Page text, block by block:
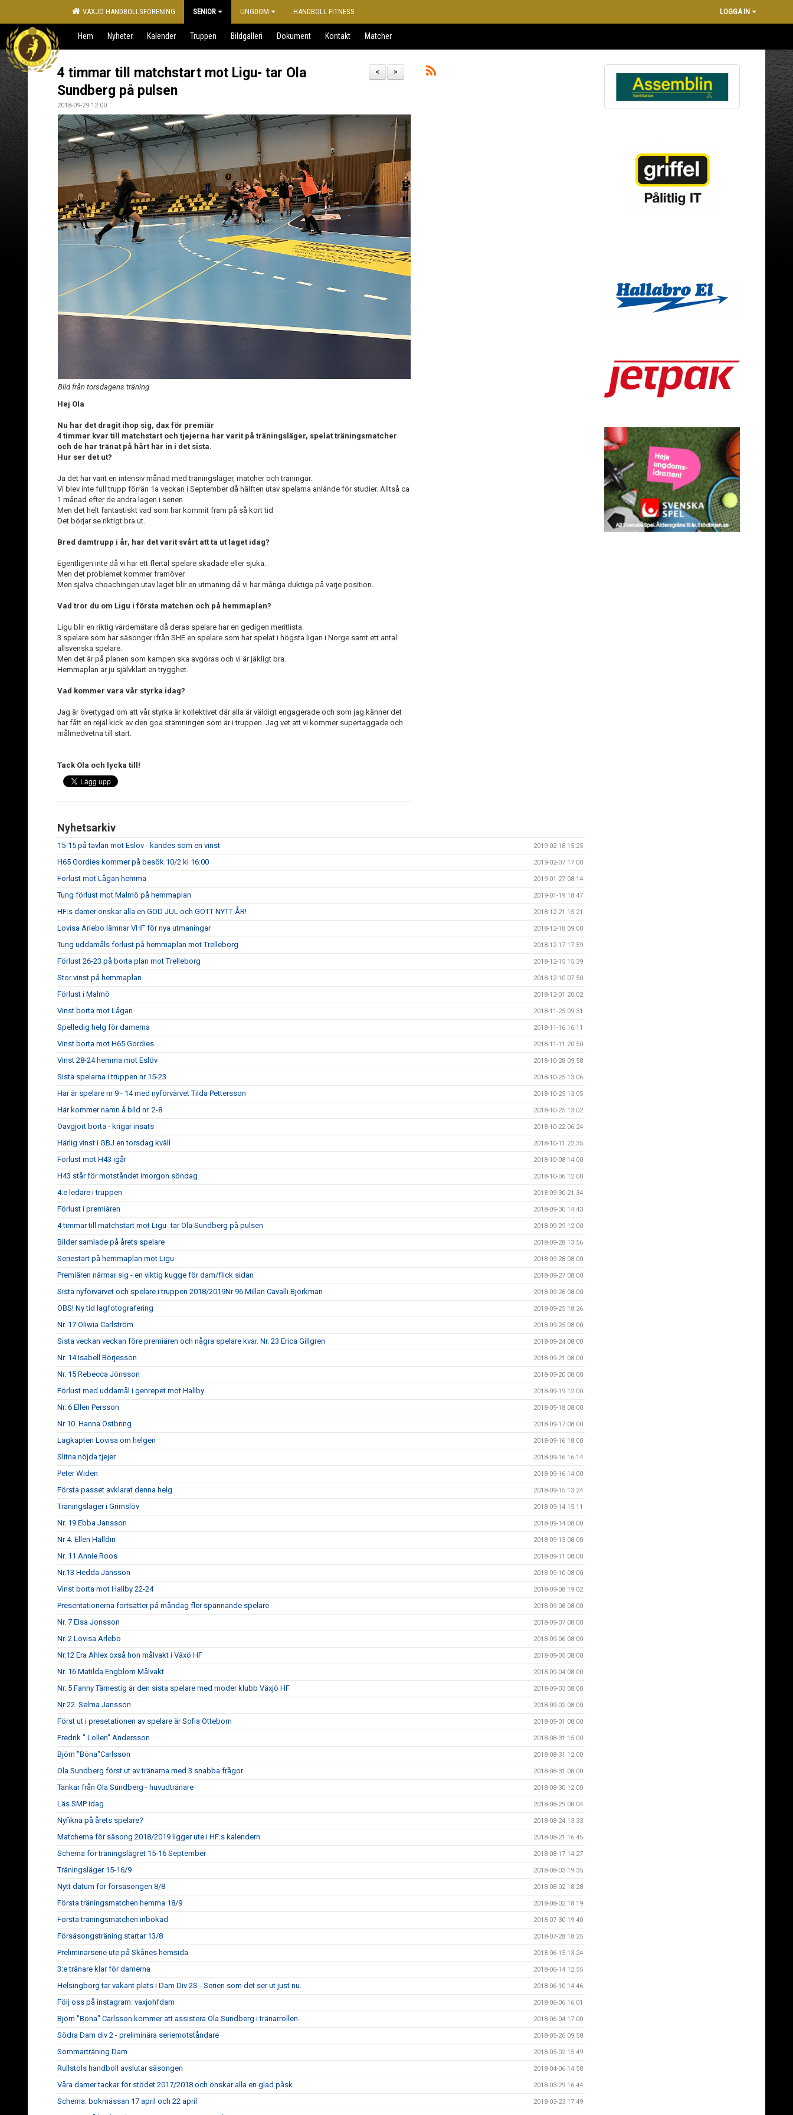
VÄXJÖ HANDBOLLSFÖRENING SENIOR UNGDOM HANDBOLL FITNESS LOGGA IN
Hem Nyheter Kalender Truppen Bildgalleri Dokument Kontakt Matcher
>
<
4 timmar till matchstart mot Ligu- tar Ola
Sundberg på pulsen
2018-09-29 12:00
Bild från torsdagens träning
Hej Ola
Nu har det dragit ihop sig, dax för premiär
4 timmar kvar till matchstart och tjejerna har varit på träningsläger, spelat träningsmatcher
och de har tränat på hårt här in i det sista.
Hur ser det ut?
Ja det har varit en intensiv månad med träningsläger, matcher och träningar.
Vi blev inte full trupp förrän 1a veckan i September då hälften utav spelarna anlände för studier. Alltså ca
1 månad efter de andra lagen i serien
Men det helt fantastiskt vad som har kommit fram på så kort tid
Det börjar se riktigt bra ut.
Bred damtrupp i år, har det varit svårt att ta ut laget idag?
Egentligen inte då vi har ett flertal spelare skadade eller sjuka.
Men det problemet kommer framöver
Men själva choachingen utav laget blir en utmaning då vi har många duktiga på varje position.
Vad tror du om Ligu i första matchen och på hemmaplan?
Ligu blir en riktig värdemätare då deras spelare har en gedigen meritlista.
3 spelare som har säsonger ifrån SHE en spelare som har spelat i högsta ligan i Norge samt ett antal
allsvenska spelare.
Men det är på planen som kampen ska avgöras och vi är jäkligt bra.
Hemmaplan är ju självklart en trygghet.
Vad kommer vara vår styrka idag?
Jag är övertygad om att vår styrka är kollektivet där alla är väldigt engagerade och som jag känner det
har fått en rejäl kick av den goa stämningen som är i truppen. Jag vet att vi kommer supertaggade och
målmedvetna till start.
Tack Ola och lycka till!
Nyhetsarkiv
15-15 på tavlan mot Eslöv - kändes som en vinst 2019-02-18 15:25
H65 Gordies kommer på besök 10/2 kl 16:00 2019-02-07 17:00
Förlust mot Lågan hemma 2019-01-27 08:14
Tung förlust mot Malmö på hemmaplan 2019-01-19 18:47
HF:s damer önskar alla en GOD JUL och GOTT NYTT ÅR! 2018-12-21 15:21
Lovisa Arlebo lämnar VHF för nya utmaningar 2018-12-18 09:00
Tung uddamåls förlust på hemmaplan mot Trelleborg 2018-12-17 17:59
Förlust 26-23 på borta plan mot Trelleborg 2018-12-15 15:39
Stor vinst på hemmaplan 2018-12-10 07:50
Förlust i Malmö 2018-12-01 20:02
Vinst borta mot Lågan 2018-11-25 09:31
Spelledig helg för damerna 2018-11-16 16:11
Vinst borta mot H65 Gordies 2018-11-11 20:50
Vinst 28-24 hemma mot Eslöv 2018-10-28 09:58
Sista spelarna i truppen nr 15-23 2018-10-25 13:06
Här är spelare nr 9 - 14 med nyförvärvet Tilda Pettersson 2018-10-25 13:05
Här kommer namn å bild nr. 2-8 2018-10-25 13:02
Oavgjort borta - krigar insats 2018-10-22 06:24
Härlig vinst i GBJ en torsdag kväll 2018-10-11 22:35
Förlust mot H43 igår 2018-10-08 14:00
H43 står för motståndet imorgon söndag 2018-10-06 12:00
4:e ledare i truppen 2018-09-30 21:34
Förlust i premiären 2018-09-30 14:43
4 timmar till matchstart mot Ligu- tar Ola Sundberg på pulsen 2018-09-29 12:00
Bilder samlade på årets spelare 2018-09-28 13:56
Seriestart på hemmaplan mot Ligu 2018-09-28 08:00
Premiären närmar sig - en viktig kugge för dam/flick sidan 2018-09-27 08:00
Sista nyförvärvet och spelare i truppen 2018/2019Nr 96 Millan Cavalli Björkman 2018-09-26 08:00
OBS! Ny tid lagfotografering 2018-09-25 18:26
Nr. 17 Oliwia Carlström 2018-09-25 08:00
Sista veckan veckan före premiären och några spelare kvar. Nr. 23 Erica Gillgren 2018-09-24 08:00
Nr. 14 Isabell Börjesson 2018-09-21 08:00
Nr. 15 Rebecca Jönsson 2018-09-20 08:00
Förlust med uddamål i genrepet mot Hallby 2018-09-19 12:00
Nr. 6 Ellen Persson 2018-09-18 08:00
Nr 10. Hanna Östbring 2018-09-17 08:00
Lagkapten Lovisa om helgen 2018-09-16 18:00
Slitna nöjda tjejer 2018-09-16 16:14
Peter Widen 2018-09-16 14:00
Första passet avklarat denna helg 2018-09-15 13:24
Träningsläger i Grimslöv 2018-09-14 15:11
Nr. 19 Ebba Jansson 2018-09-14 08:00
Nr 4. Ellen Halldin 2018-09-13 08:00
Nr. 11 Annie Roos 2018-09-11 08:00
Nr.13 Hedda Jansson 2018-09-10 08:00
Vinst borta mot Hallby 22-24 2018-09-08 19:02
Presentationerna fortsätter på måndag fler spännande spelare 2018-09-08 08:00
Nr. 7 Elsa Jonsson 2018-09-07 08:00
Nr. 2 Lovisa Arlebo 2018-09-06 08:00
Nr.12 Era Ahlex oxså hon målvakt i Växö HF 2018-09-05 08:00
Nr. 16 Matilda Engblom Målvakt 2018-09-04 08:00
Nr. 5 Fanny Tärnestig är den sista spelare med moder klubb Växjö HF 2018-09-03 08:00
Nr 22. Selma Jansson 2018-09-02 08:00
Först ut i presetationen av spelare är Sofia Otteborn 2018-09-01 08:00
Fredrik " Lollen" Andersson 2018-08-31 15:00
Björn "Böna"Carlsson 2018-08-31 12:00
Ola Sundberg först ut av tränarna med 3 snabba frågor 2018-08-31 08:00
Tankar från Ola Sundberg - huvudtränare 2018-08-30 12:00
Läs SMP idag 2018-08-29 08:04
Nyfikna på årets spelare? 2018-08-24 13:33
Matcherna för säsong 2018/2019 ligger ute i HF:s kalendern 2018-08-21 16:45
Schema för träningslägret 15-16 September 2018-08-17 14:27
Träningsläger 15-16/9 2018-08-03 19:35
Nytt datum för försäsongen 8/8 2018-08-02 18:28
Första träningsmatchen hemma 18/9 2018-08-02 18:19
Första träningsmatchen inbokad 2018-07-30 19:40
Försäsongsträning startar 13/8 2018-07-28 18:25
Preliminärserie ute på Skånes hemsida 2018-06-15 13:24
3:e tränare klar för damerna 2018-06-14 12:55
Helsingborg tar vakant plats i Dam Div 2S - Serien som det ser ut just nu. 2018-06-10 14:46
Följ oss på instagram: vaxjohfdam 2018-06-06 16:01
Björn "Böna" Carlsson kommer att assistera Ola Sundberg i tränarrollen. 2018-06-04 17:00
Södra Dam div 2 - preliminära seriemotståndare 2018-05-26 09:58
Sommarträning Dam 2018-05-02 15:49
Rullstols handboll avslutar säsongen 2018-04-06 14:58
Våra damer tackar för stödet 2017/2018 och önskar alla en glad påsk 2018-03-29 16:44
Schema: bokmässan 17 april och 22 april 2018-03-23 17:49